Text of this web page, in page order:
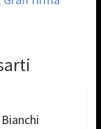
Bianchi